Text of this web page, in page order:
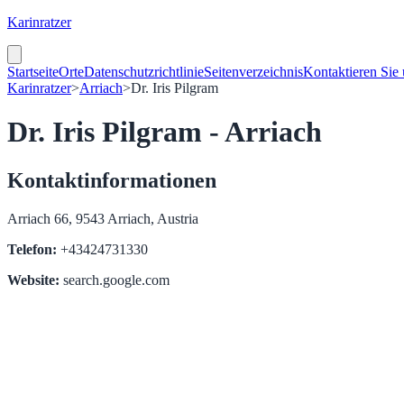
Karinratzer
StartseiteOrteDatenschutzrichtlinieSeitenverzeichnisKontaktieren Sie
Karinratzer>Arriach>Dr. Iris Pilgram
Dr. Iris Pilgram - Arriach
Kontaktinformationen
Arriach 66, 9543 Arriach, Austria
Telefon: +43424731330
Website: search.google.com